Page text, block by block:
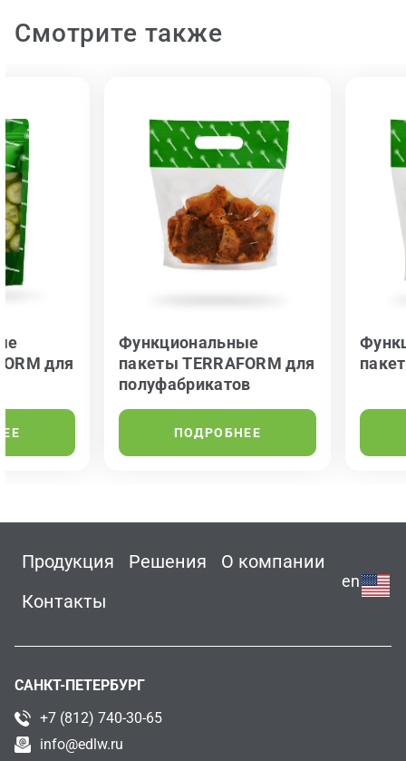
Смотрите также
для
Функциональные
пакеты TERRAFORM для
полуфабрикатов
ПОДРОБНЕЕ
Продукция Решения
О компании
Контакты
en
САНКТ-ПЕТЕРБУРГ
+7 (812) 740-30-65
info@edlw.ru